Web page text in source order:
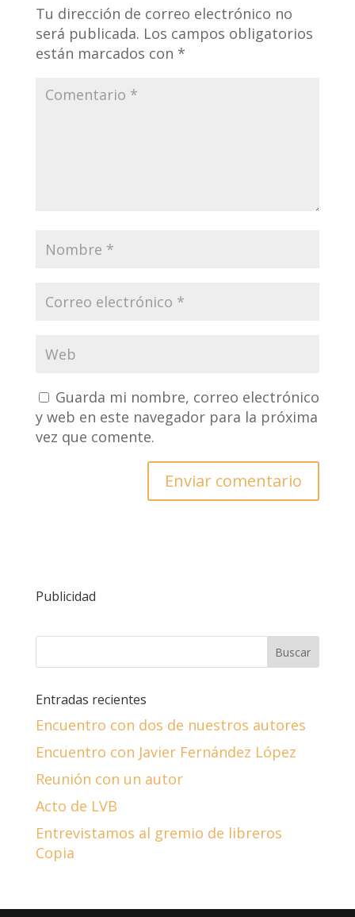
Tu dirección de correo electrónico no
será publicada. Los campos obligatorios
están marcados con *
Guarda mi nombre, correo electrónico
y web en este navegador para la próxima
vez que comente.
Publicidad
Entradas recientes
Encuentro con dos de nuestros autores
Encuentro con Javier Fernández López
Reunión con un autor
Acto de LVB
Entrevistamos al gremio de libreros
Copia